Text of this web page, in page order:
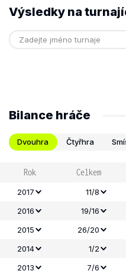
Výsledky na
Bilance hráče
Dvouhra Čtyřhra
Rok Celkem
2017 11/8
2016
19/16
2015
26/20
2014
1/2
2013 7/6